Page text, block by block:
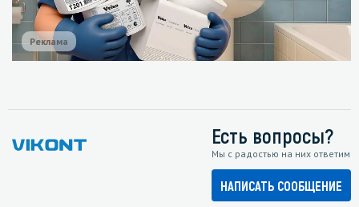
Реклама
Есть вопросы?
Мы с радостью на них ответим
НАПИСАТЬ СООБЩЕНИЕ